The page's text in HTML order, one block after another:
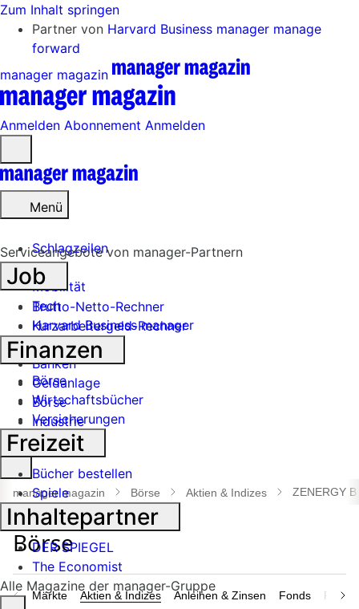
Zum Inhalt springen
Partner von Harvard Business manager manage
forward
manager magazin
Anmelden Abonnement Anmelden
öffnen
Menü
Schlagzeilen
Mobilität
Tech
Harvard Business manager
Handel
Banken
Geldanlage
Börse
Industrie
Suche
öffnen
manager magazin Börse Aktien & Indizes ZENERGY B
Märkte Aktien & Indizes Anleihen & Zinsen Fonds
Serviceangebote von manager-Partnern
Job
Brutto-Netto-Rechner
Kurzarbeitergeld-Rechner
Finanzen
Börse
Wirtschaftsbücher
Versicherungen
Freizeit
Bücher bestellen
Spiele
Inhaltepartner
DER SPIEGEL
The Economist
Alle Magazine der manager-Gruppe